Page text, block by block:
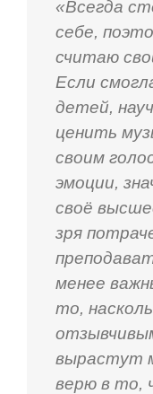
«Всегда
себе,
считаю
Если
детей,
ценить
своим
эмоции,
своё
зря
менее
то,
вырастут
верю в то,